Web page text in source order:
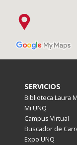
SERVICIOS
Biblioteca Laura
Mi UNQ
Campus Virtual
Buscador de
Expo UNQ